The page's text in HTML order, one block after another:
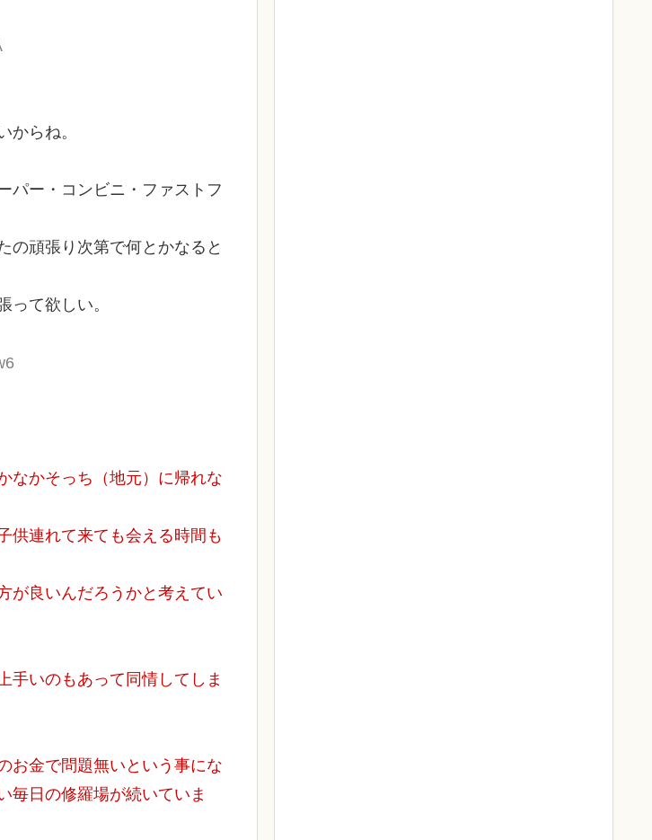
からね。
パー・コンビニ・ファストフ
の頑張り次第で何とかなると
て欲しい。
なかそっち（地元）に帰れな
供連れて来ても会える時間も
が良いんだろうかと考えてい
手いのもあって同情してしま
お金で問題無いという事にな
毎日の修羅場が続いていま